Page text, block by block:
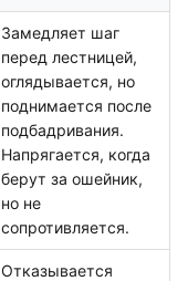
Замедляет шаг
перед лестницей,
оглядывается, но
поднимается после
подбадривания.
Напрягается, когда
берут за ошейник,
но не
сопротивляется.
Отказывается